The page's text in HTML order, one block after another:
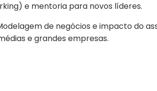
e mentoria para novos líderes.
de negócios e impacto do
e grandes empresas.